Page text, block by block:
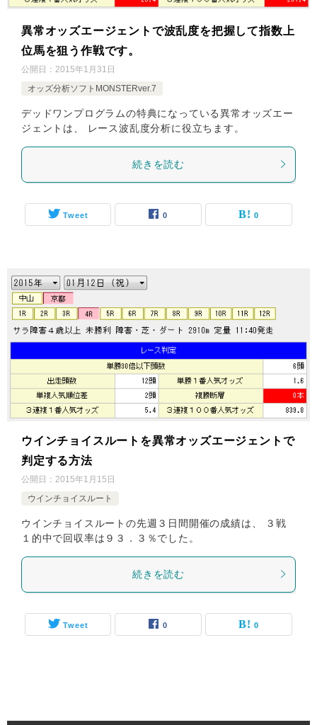
異常オッズエージェントで波乱度を把握して指数上
位馬を狙う作戦です。
公開日： 2015年1月31日
オッズ分析ソフトMONSTERver.7
デッドワンプログラムの特典になっている異常オッズエー
ジェントは、 レース波乱度分析に役立ちます。
続きを読む
Tweet 0 0
ウインチョイスルートを異常オッズエージェントで
判定する方法
公開日： 2015年1月15日
ウインチョイスルート
ウインチョイスルートの先週３日間開催の成績は、 ３戦
１的中で回収率は９３．３％でした。
続きを読む
Tweet 0 0